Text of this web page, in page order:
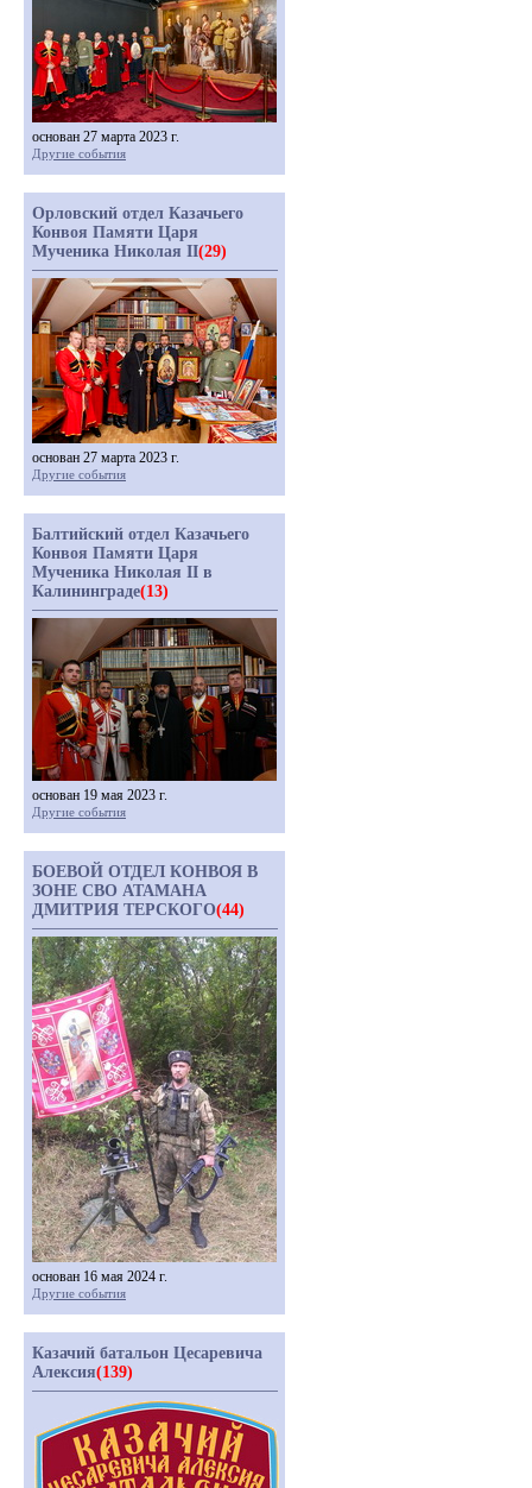
основан 27 марта 2023 г.
Другие события
Орловский отдел Казачьего
Конвоя Памяти Царя
Мученика Николая II(29)
основан 27 марта 2023 г.
Другие события
Балтийский отдел Казачьего
Конвоя Памяти Царя
Мученика Николая II в
Калининграде(13)
основан 19 мая 2023 г.
Другие события
БОЕВОЙ ОТДЕЛ КОНВОЯ В
ЗОНЕ СВО АТАМАНА
ДМИТРИЯ ТЕРСКОГО(44)
основан 16 мая 2024 г.
Другие события
Казачий батальон Цесаревича
Алексия(139)